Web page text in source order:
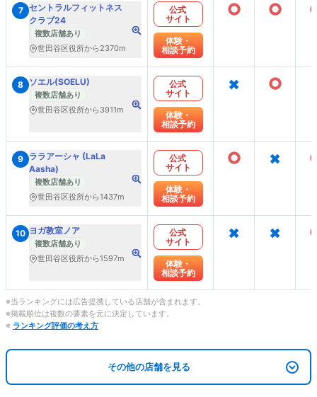
7 セントラルフィットネス
クラブ24
複数店舗あり
世田谷区役所から2370m
公式
サイト
体験・
相談予約
○ ○
8 ソエル(SOELU)
複数店舗あり
世田谷区役所から3911m
公式
サイト
体験・
相談予約
× ○
9 ララアーシャ (LaLa
Aasha)
複数店舗あり
世田谷区役所から1437m
公式
サイト
体験・
相談予約
○ ×
10 ヨガ教室ノア
複数店舗あり
世田谷区役所から1597m
公式
サイト
体験・
相談予約
× ×
※当ランキングには広告提携している店舗が含まれます。
※掲載順位は複数の要素を元に決定しています。
※ ランキング評価の考え方
その他の店舗を見る